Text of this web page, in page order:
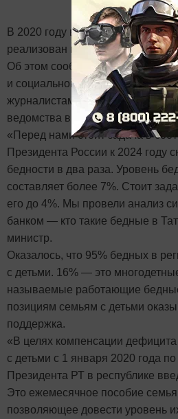
В 2020 году в Татарстане для
реализован новый ряд мер
Об этом сообщила сегодня
и социальной защиты РТ
журналистам перед заседанием
ведомства в Казани.
«Перед нами стоит задача в
Президента России к 2024 году
бедности в два раза. Уровень
составляет более 7%. Стоит
его до 4%. Мы провели анализ
банком — кто такие бедные в
министр.
Оказалось, что 95% бедных в
с детьми. 16% — это
называемые работающие
позициям семьям с детьми
поддержка.
«В целях компенсации
с детьми с 1 января 2020 года
Президента РТ в республике
Это ежемесячное пособие
позволяющее довести уровень